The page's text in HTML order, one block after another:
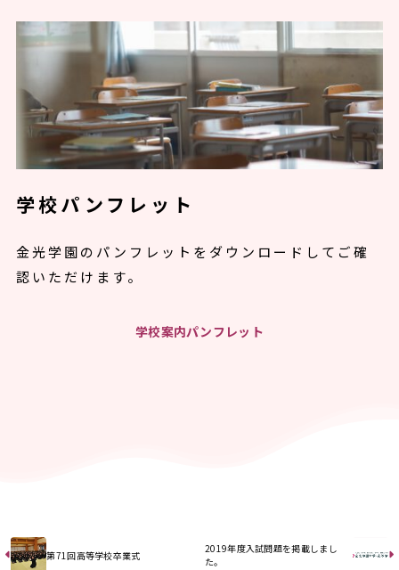
学校パンフレット
金光学園のパンフレットをダウンロードしてご確
認いただけます。
学校案内パンフレット
第71回高等学校卒業式
2019年度入試問題を掲載しまし
た。